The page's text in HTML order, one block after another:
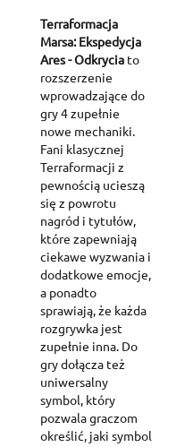
Terraformacja
Marsa: Ekspedycja
Ares - Odkrycia to
rozszerzenie
wprowadzające do
gry 4 zupełnie
nowe mechaniki.
Fani klasycznej
Terraformacji z
pewnością ucieszą
się z powrotu
nagród i tytułów,
które zapewniają
ciekawe wyzwania i
dodatkowe emocje,
a ponadto
sprawiają, że każda
rozgrywka jest
zupełnie inna. Do
gry dołącza też
uniwersalny
symbol, który
pozwala graczom
określić, jaki symbol